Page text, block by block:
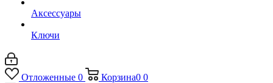
Аксессуары
Ключи
Отложенные 0 Корзина0 0